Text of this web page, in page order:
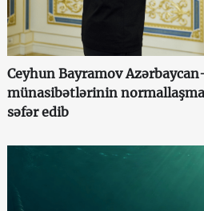
Ceyhun Bayramov
münasibətlərinin
səfər edib